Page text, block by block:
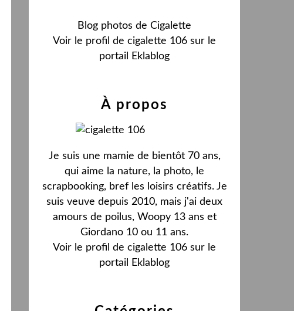
Blog photos de Cigalette
Voir le profil de cigalette 106 sur le
portail Eklablog
À propos
Je suis une mamie de bientôt 70 ans,
qui aime la nature, la photo, le
scrapbooking, bref les loisirs créatifs. Je
suis veuve depuis 2010, mais j'ai deux
amours de poilus, Woopy 13 ans et
Giordano 10 ou 11 ans.
Voir le profil de cigalette 106 sur le
portail Eklablog